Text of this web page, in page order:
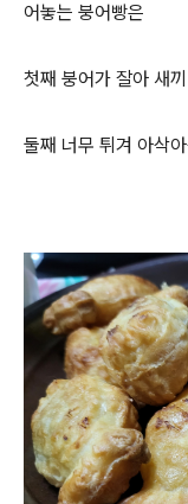
어놓는 붕어빵은
첫째 붕어가 잘아 새
둘째 너무 튀겨 아삭